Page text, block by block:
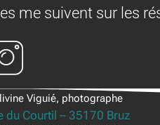
me suivent sur les
Viguié, photographe
du Courtil – 35170 Bruz